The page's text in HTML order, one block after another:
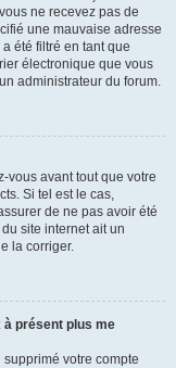
ne recevez pas de
une mauvaise adresse
été filtré en tant que
électronique que vous
administrateur du forum.
vous avant tout que votre
Si tel est le cas,
de ne pas avoir été
site internet ait un
la corriger.
à présent plus me
supprimé votre compte